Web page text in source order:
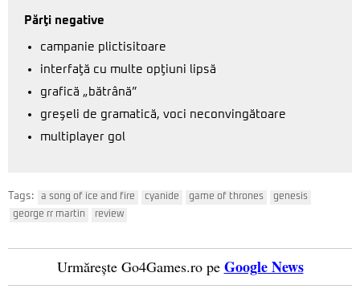
Părţi negative
campanie plictisitoare
interfaţă cu multe opţiuni lipsă
grafică „bătrână”
greşeli de gramatică, voci neconvingătoare
multiplayer gol
Tags: a song of ice and fire cyanide game of thrones
genesis
george rr martin
review
Urmărește Go4Games.ro pe Google News